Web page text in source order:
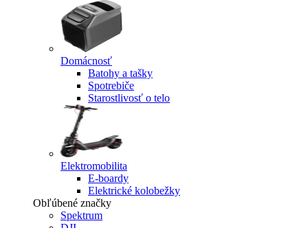
Domácnosť
Batohy a tašky
Spotrebiče
Starostlivosť o telo
Elektromobilita
E-boardy
Elektrické kolobežky
Obľúbené značky
Spektrum